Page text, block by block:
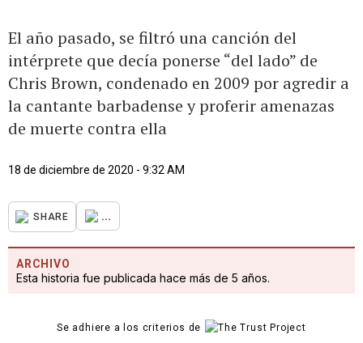
El año pasado, se filtró una canción del
intérprete que decía ponerse “del lado” de
Chris Brown, condenado en 2009 por agredir a
la cantante barbadense y proferir amenazas
de muerte contra ella
18 de diciembre de 2020 - 9:32 AM
SHARE ...
ARCHIVO
Esta historia fue publicada hace más de 5 años.
Se adhiere a los criterios de